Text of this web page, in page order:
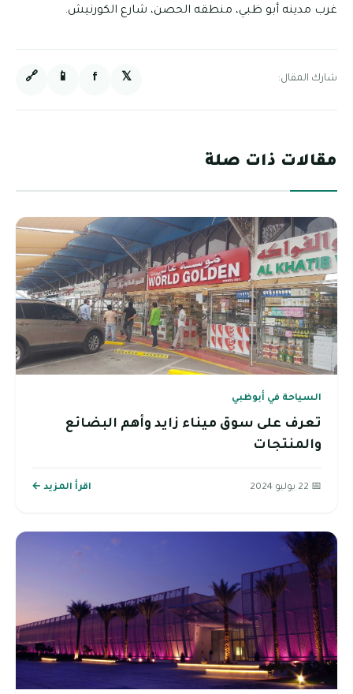
غرب مدينه أبو ظبي، منطقه الحصن، شارع الكورنيش.
شارك المقال: 𝕏
f
📱
🔗
مقالات ذات صلة
السياحة في أبوظبي
تعرف على سوق ميناء زايد وأهم البضائع
والمنتجات
📅 22 يوليو 2024 اقرأ المزيد ←